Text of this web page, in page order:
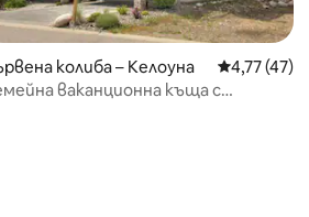
4,98 от 5, 40 отзива
колиба – Келоуна Средна
4,77 (47)
ваканционна къща с